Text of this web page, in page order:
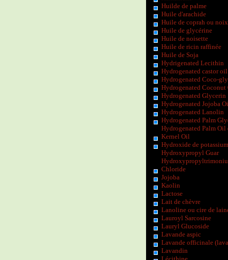
Huilde de palme
Huile d'arachide
Huile de coprah ou
Huile de glycérine
Huile de noisette
Huile de ricin raffinée
Huile de Soja
Hydrigenated Lecithin
Hydrogenated castor oil
Hydrogenated Coco-
Hydrogenated Coconut
Hydrogenated Glycerin
Hydrogenated Jojoba
Hydrogenated Lanolin
Hydrogenated Palm
Hydrogenated Palm Oil
Kernel Oil
Hydroxide de potassium
Hydroxypropyl Guar
Chloride
Jojoba
Kaolin
Lactose
Lait de chèvre
Lanoline ou cire de
Lauroyl Sarcosine
Lauryl Glucoside
Lavande aspic
Lavande officinale
Lavandin